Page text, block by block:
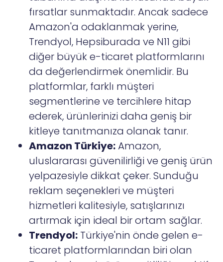
fırsatlar sunmaktadır. Ancak sadece
Amazon'a odaklanmak yerine,
Trendyol, Hepsiburada ve N11 gibi
diğer büyük e-ticaret platformlarını
da değerlendirmek önemlidir. Bu
platformlar, farklı müşteri
segmentlerine ve tercihlere hitap
ederek, ürünlerinizi daha geniş bir
kitleye tanıtmanıza olanak tanır.
Amazon Türkiye:Amazon,
uluslararası güvenilirliği ve geniş ürün
yelpazesiyle dikkat çeker. Sunduğu
reklam seçenekleri ve müşteri
hizmetleri kalitesiyle, satışlarınızı
artırmak için ideal bir ortam sağlar.
Trendyol: Türkiye'nin önde gelen e-
ticaret platformlarından biri olan